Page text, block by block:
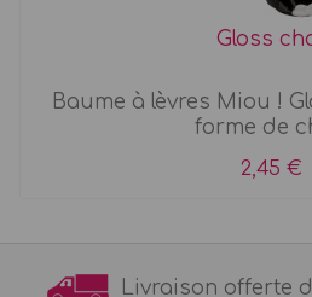
Gloss
Baume à lèvres Miou !
forme de
2,45 €
Livraison